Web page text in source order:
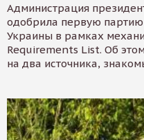
Администрация
одобрила первую
Украины в рамках
Requirements List. Об
на два источника,